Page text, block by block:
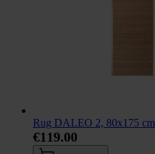
Rug DALEO 2, 80x175 cm
€119.00